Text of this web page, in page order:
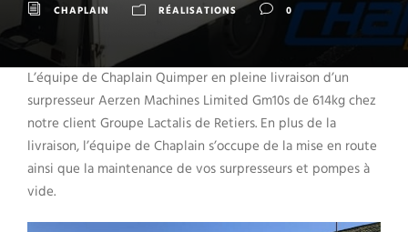
CHAPLAIN RÉALISATIONS 0
L’équipe de Chaplain Quimper en pleine livraison d’un
surpresseur Aerzen Machines Limited Gm10s de 614kg chez
notre client Groupe Lactalis de Retiers. En plus de la
livraison, l’équipe de Chaplain s’occupe de la mise en route
ainsi que la maintenance de vos surpresseurs et pompes à
vide.